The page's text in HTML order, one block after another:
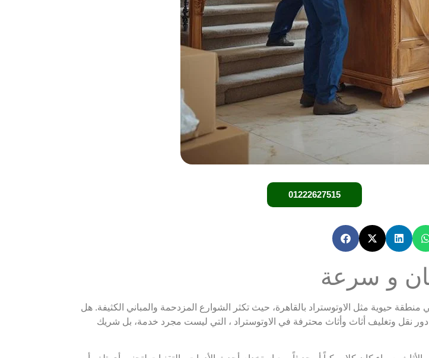
01222627515
و سرعة
منطقة حيوية مثل الاوتوستراد بالقاهرة، حيث تكثر الشوارع المزدحمة والمباني الكثيفة. هل
نقل وتغليف أثاث وأثاث محترفة في الاوتوستراد ، التي ليست مجرد خدمة، بل شريك